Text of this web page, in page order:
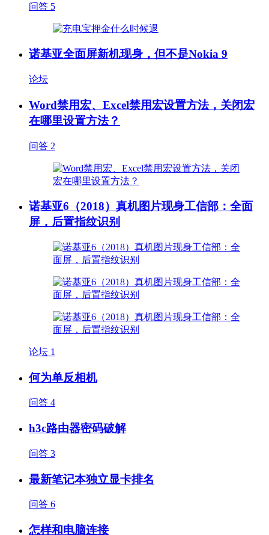
问答 5
诺基亚全面屏新机现身，但不是Nokia 9
论坛
Word禁用宏、Excel禁用宏设置方法，关闭宏
在哪里设置方法？
问答 2
诺基亚6（2018）真机图片现身工信部：全面
屏，后置指纹识别
论坛 1
何为单反相机
问答 4
h3c路由器密码破解
问答 3
最新笔记本独立显卡排名
问答 6
怎样和电脑连接